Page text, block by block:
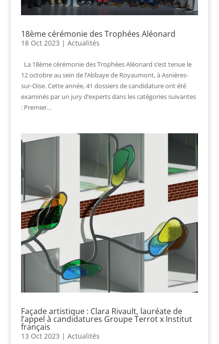
18ème cérémonie des Trophées Aléonard
18 Oct 2023 | Actualités
La 18ème cérémonie des Trophées Aléonard s’est tenue le
12 octobre au sein de l’Abbaye de Royaumont, à Asnières-
sur-Oise. Cette année, 41 dossiers de candidature ont été
examinés par un jury d’experts dans les catégories suivantes
: Premier...
Façade artistique : Clara Rivault, lauréate de
l’appel à candidatures Groupe Terrot x Institut
français
13 Oct 2023 | Actualités